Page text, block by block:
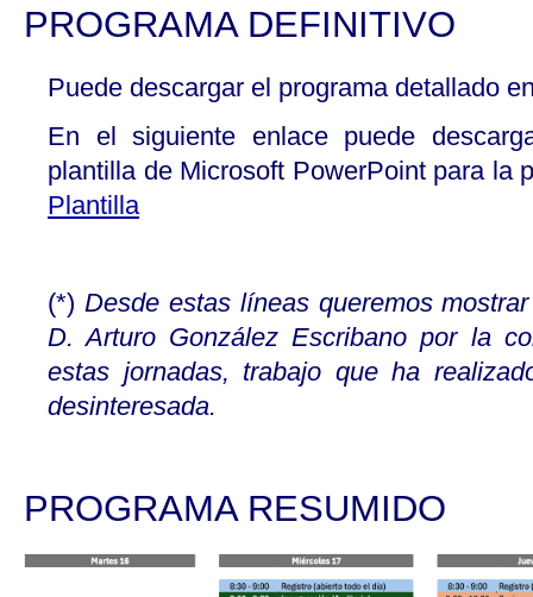
PROGRAMA DEFINITIVO
Puede descargar el programa detallado
En el siguiente enlace puede
plantilla de Microsoft PowerPoint para la
Plantilla
(*) Desde estas líneas queremos
D. Arturo González Escribano por la
estas jornadas, trabajo que ha
desinteresada.
PROGRAMA RESUMIDO